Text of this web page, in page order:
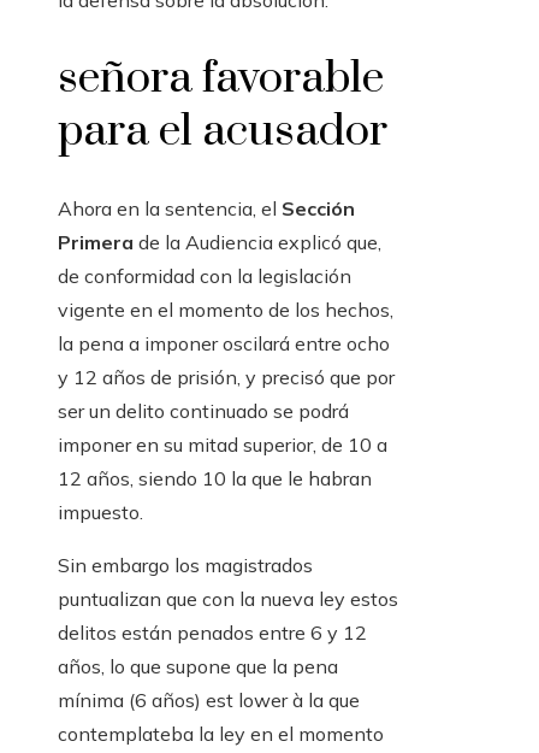
señora favorable
para el acusador
Ahora en la sentencia, el Sección
Primera de la Audiencia explicó que,
de conformidad con la legislación
vigente en el momento de los hechos,
la pena a imponer oscilará entre ocho
y 12 años de prisión, y precisó que por
ser un delito continuado se podrá
imponer en su mitad superior, de 10 a
12 años, siendo 10 la que le habran
impuesto.
Sin embargo los magistrados
puntualizan que con la nueva ley estos
delitos están penados entre 6 y 12
años, lo que supone que la pena
mínima (6 años) est lower à la que
contemplateba la ley en el momento